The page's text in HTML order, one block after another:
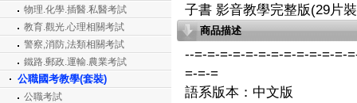
物理.化學.插醫.私醫考試
教育.觀光.心理相關考試
警察,消防,法類相關考試
鐵路.郵政.運輸.農業考試
公職國考教學(套裝)
公職考試
子書 影音教學完整版(29片裝
商品描述
--=-=-=-=-=-=-=-=-=-=-=-=-
=-=-=
語系版本：中文版